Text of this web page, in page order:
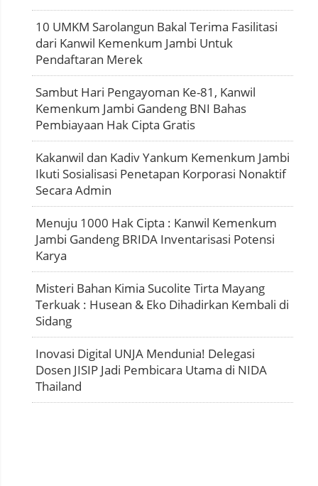
10 UMKM Sarolangun Bakal Terima Fasilitasi
dari Kanwil Kemenkum Jambi Untuk
Pendaftaran Merek
Sambut Hari Pengayoman Ke-81, Kanwil
Kemenkum Jambi Gandeng BNI Bahas
Pembiayaan Hak Cipta Gratis
Kakanwil dan Kadiv Yankum Kemenkum Jambi
Ikuti Sosialisasi Penetapan Korporasi Nonaktif
Secara Admin
Menuju 1000 Hak Cipta : Kanwil Kemenkum
Jambi Gandeng BRIDA Inventarisasi Potensi
Karya
Misteri Bahan Kimia Sucolite Tirta Mayang
Terkuak : Husean & Eko Dihadirkan Kembali di
Sidang
Inovasi Digital UNJA Mendunia! Delegasi
Dosen JISIP Jadi Pembicara Utama di NIDA
Thailand